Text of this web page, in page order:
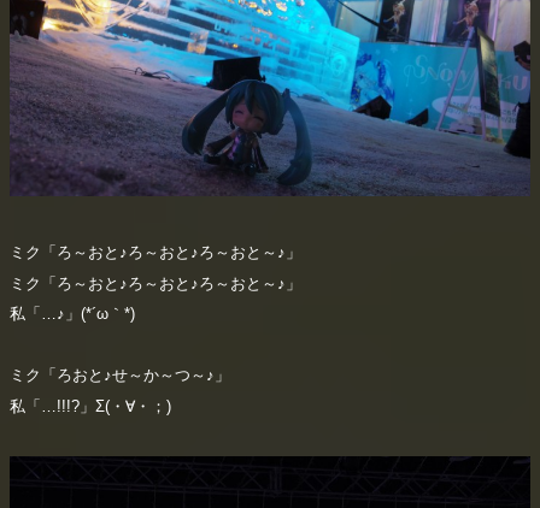
ミク「ろ～おと♪ろ～おと♪ろ～おと～♪」
ミク「ろ～おと♪ろ～おと♪ろ～おと～♪」
私「…♪」(*´ω｀*)
ミク「ろおと♪せ～か～つ～♪」
私「…!!!?」Σ(・∀・；)